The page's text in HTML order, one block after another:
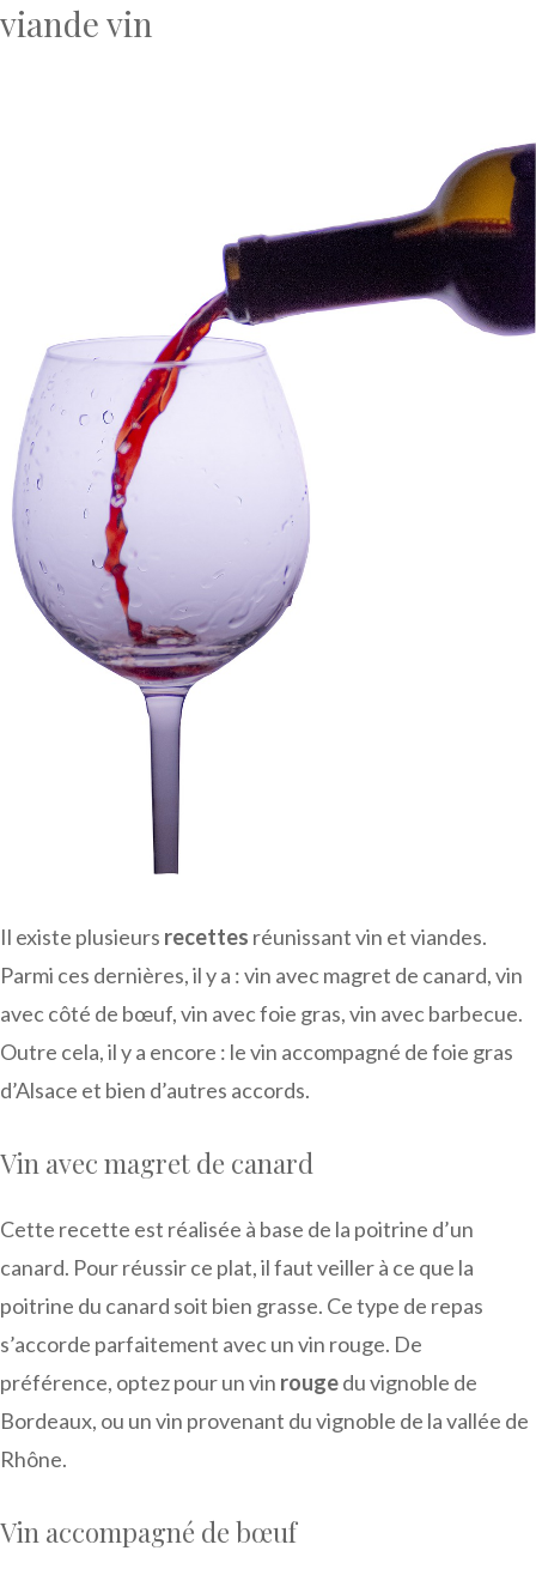
viande vin
Il existe plusieurs recettes réunissant vin et viandes.
Parmi ces dernières, il y a : vin avec magret de canard, vin
avec côté de bœuf, vin avec foie gras, vin avec barbecue.
Outre cela, il y a encore : le vin accompagné de foie gras
d’Alsace et bien d’autres accords.
Vin avec magret de canard
Cette recette est réalisée à base de la poitrine d’un
canard. Pour réussir ce plat, il faut veiller à ce que la
poitrine du canard soit bien grasse. Ce type de repas
s’accorde parfaitement avec un vin rouge. De
préférence, optez pour un vin rougedu vignoble de
Bordeaux, ou un vin provenant du vignoble de la vallée de
Rhône.
Vin accompagné de bœuf